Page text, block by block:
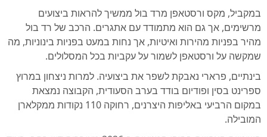
במקביל, מקס ורסטאפן מרד בול ממשיך להראות ביצועים
מרשימים, אך גם הוא מתמודד עם אתגרים. הרכב של רד בול
מהיר בפניות מהירות ואיטיות, אך נחות במעט בפניות בינוניות, מה
שמקשה על ורסטאפן לשמור על עקביות בכל המסלולים.
בינתיים, פרארי נאבקת לשפר את ביצועיה. למרות ניצחון במרוץ
ספרינט בסין ופודיום בודד בערב הסעודית, הקבוצה נמצאת
במקום הרביעי באליפות היצרנים, רחוקה 110 נקודות ממקלארן
המובילה.